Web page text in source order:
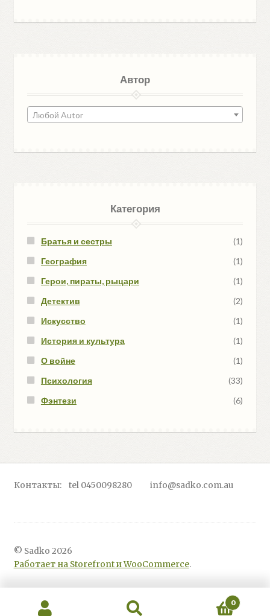
Автор
Любой Autor
Категория
Братья и сестры
(1)
География
(1)
Герои, пираты, рыцари
(1)
Детектив
(2)
Искусство
(1)
История и культура
(1)
О войне
(1)
Психология
(33)
Фэнтези
(6)
Контакты: tel 0450098280 info@sadko.com.au
© Sadko 2026
Работает на Storefront и WooCommerce.
0